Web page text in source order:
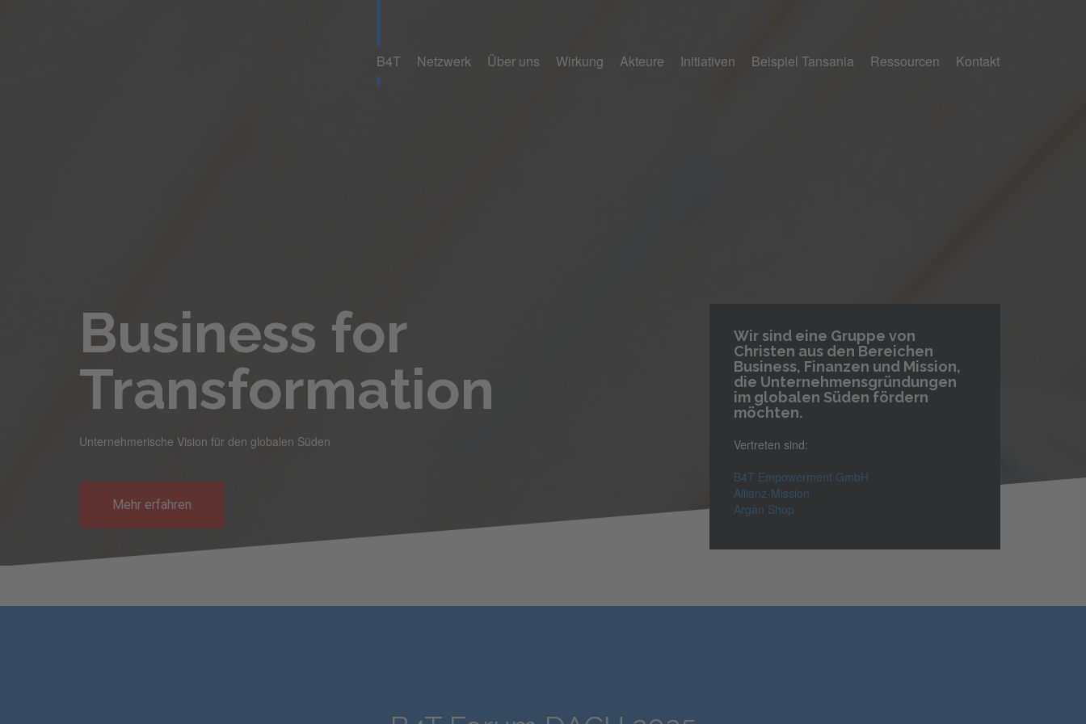
B4T Netzwerk Über uns Wirkung Akteure Initiativen Beispiel Tansania Ressourcen Kontakt
Business for
Transformation
Unternehmerische Vision für den globalen Süden
Mehr erfahren
Wir sind eine Gruppe von
Christen aus den Bereichen
Business, Finanzen und Mission,
die Unternehmensgründungen
im globalen Süden fördern
möchten.
Vertreten sind:
B4T Empowerment GmbH
Allianz-Mission
Argan Shop